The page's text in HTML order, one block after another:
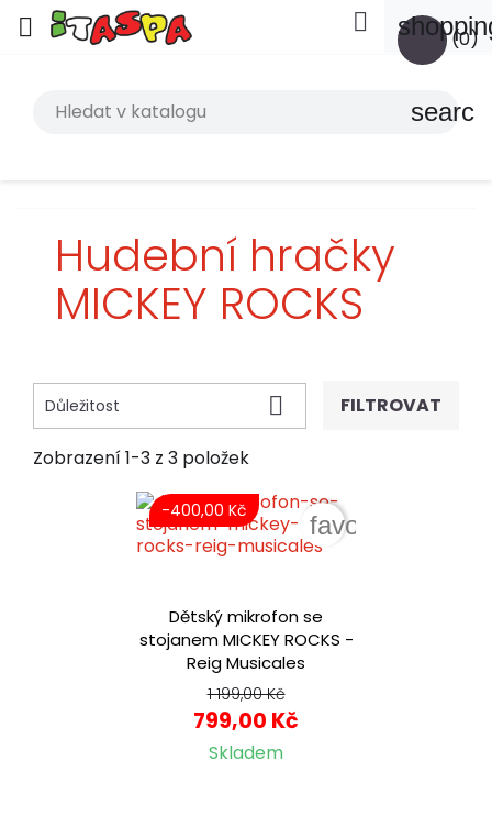
 (0)

search
Hudební hračky
MICKEY ROCKS
Důležitost  FILTROVAT
Zobrazení 1-3 z 3 položek
Dětský mikrofon se
stojanem MICKEY ROCKS -
Reig Musicales
1 199,00 Kč
799,00 Kč
Skladem
-400,00 Kč
favorite_border